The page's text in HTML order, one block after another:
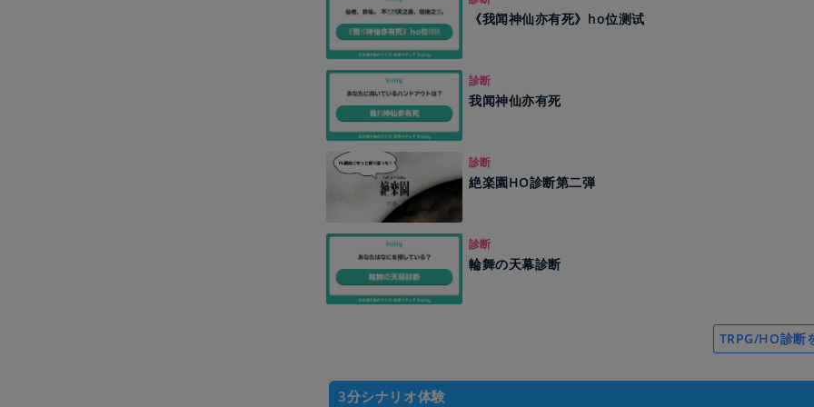
《我闻神仙亦有死》ho位测试
診断
我闻神仙亦有死
診断
絶楽園HO診断第二弾
診断
輪舞の天幕診断
TRPG/HO診断
3分シナリオ体験